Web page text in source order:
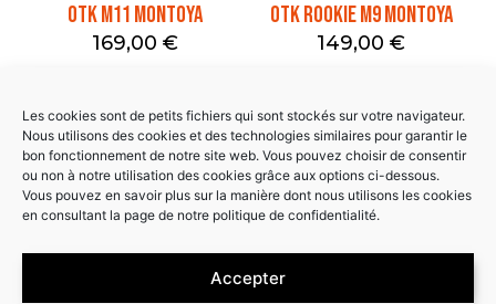
Les cookies sont de petits fichiers qui sont stockés sur votre navigateur.
Nous utilisons des cookies et des technologies similaires pour garantir le
bon fonctionnement de notre site web. Vous pouvez choisir de consentir
ou non à notre utilisation des cookies grâce aux options ci-dessous.
Vous pouvez en savoir plus sur la manière dont nous utilisons les cookies
en consultant la page de notre politique de confidentialité.
Accepter
OTK M11 MONTOYA
169,00 €
OTK ROOKIE M9 MONTOYA
149,00 €
Promo !